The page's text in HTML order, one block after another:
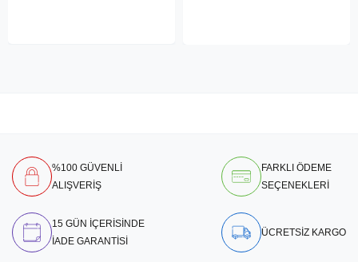
%100 GÜVENLİ
ALIŞVERİŞ
FARKLI ÖDEME
SEÇENEKLERİ
15 GÜN İÇERİSİNDE
İADE GARANTİSİ
ÜCRETSİZ KARGO